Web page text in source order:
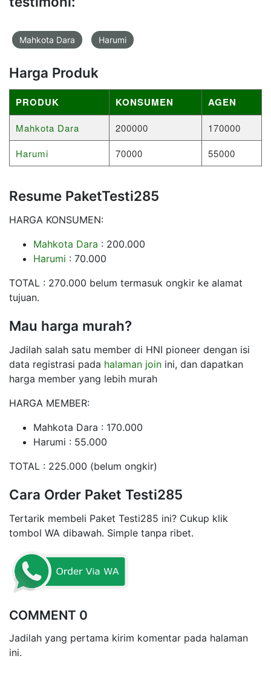
Mahkota Dara Harumi
Harga Produk
PRODUK KONSUMEN AGEN
Mahkota Dara 200000
170000
Harumi
70000 55000
Resume PaketTesti285
HARGA KONSUMEN:
Mahkota Dara : 200.000
Harumi : 70.000
TOTAL : 270.000 belum termasuk ongkir ke alamat
tujuan.
Mau harga murah?
Jadilah salah satu member di HNI pioneer dengan isi
data registrasi pada halaman join ini, dan dapatkan
harga member yang lebih murah
HARGA MEMBER:
Mahkota Dara : 170.000
Harumi : 55.000
TOTAL : 225.000 (belum ongkir)
Cara Order Paket Testi285
Tertarik membeli Paket Testi285 ini? Cukup klik
tombol WA dibawah. Simple tanpa ribet.
COMMENT 0
Jadilah yang pertama kirim komentar pada halaman
ini.